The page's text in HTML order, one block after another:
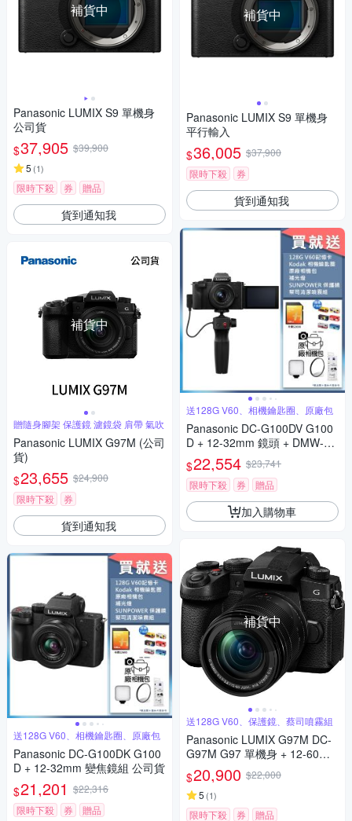
補貨中
Panasonic LUMIX S9 單機身
公司貨
$37,905 $39,900
5 (1)
限時下殺 券 贈品
貨到通知我
補貨中
贈隨身腳架 保護鏡 濾鏡袋 肩帶 氣吹
Panasonic LUMIX G97M (公司
貨)
$23,655 $24,900
限時下殺
券
貨到通知我
送128G V60、相機鑰匙圈、原廠包
Panasonic DC-G100DK G100
D + 12-32mm 變焦鏡組 公司貨
$21,201 $22,316
限時下殺
券 贈品
補貨中
Panasonic LUMIX S9 單機身
平行輸入
$36,005 $37,900
限時下殺
券
貨到通知我
送128G V60、相機鑰匙圈、原廠包
Panasonic DC-G100DV G100
D + 12-32mm 鏡頭 + DMW-SH
GR2 三腳架握把組 公司貨
$22,554 $23,741
限時下殺
券 贈品
加入購物車
補貨中
送128G V60、保護鏡、蔡司噴霧組
Panasonic LUMIX G97M DC-
G97M G97 單機身 + 12-60mm
變焦鏡組 公司貨
$20,900 $22,000
5 (1)
限時下殺 券 贈品